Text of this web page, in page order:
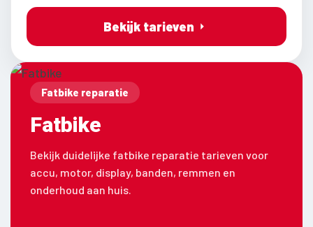
Bekijk tarieven
Fatbike reparatie
Fatbike
Bekijk duidelijke fatbike reparatie tarieven voor
accu, motor, display, banden, remmen en
onderhoud aan huis.